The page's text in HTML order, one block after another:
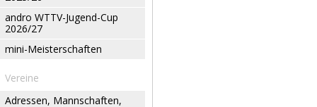
andro WTTV-Jugend-Cup
2026/27
mini-Meisterschaften
Vereine
Adressen, Mannschaften,